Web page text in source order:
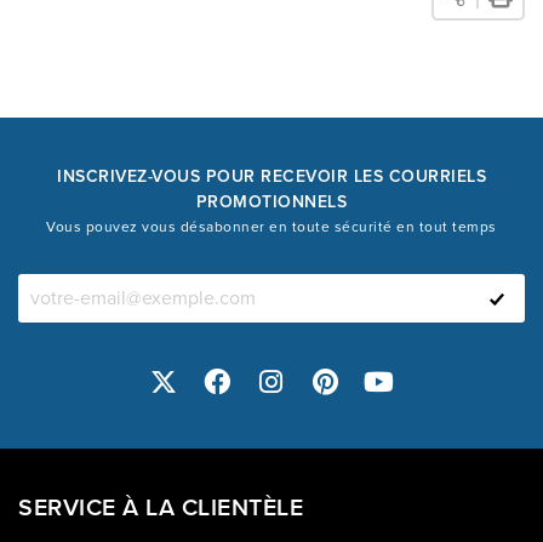
INSCRIVEZ-VOUS POUR RECEVOIR LES COURRIELS
PROMOTIONNELS
Vous pouvez vous désabonner en toute sécurité en tout temps
SERVICE À LA CLIENTÈLE